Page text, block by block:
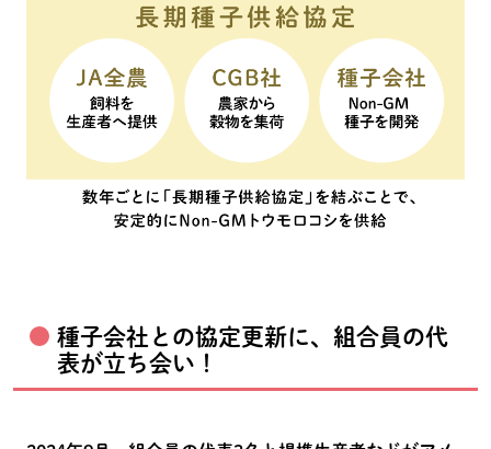
種子会社との協定更新に、組合員の代
表が立ち会い！